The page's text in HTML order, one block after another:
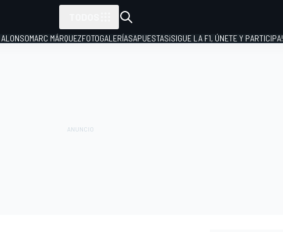
MARC MÁRQUEZFOTOGALERÍASAPUESTAS¡SIGUE LA F1, ÚNETE Y PARTICIPA!